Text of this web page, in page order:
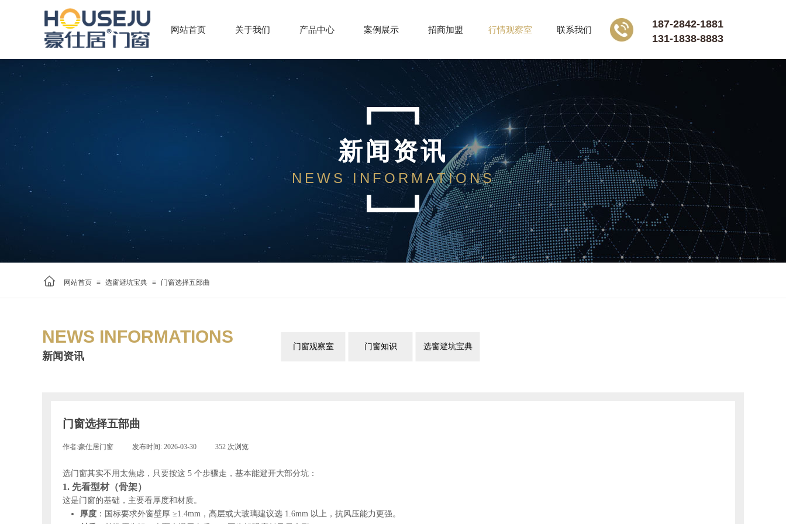
网站首页 关于我们 产品中心 案例展示 招商加盟 行情观察室 联系我们
187-2842-1881
131-1838-8883
新闻资讯
NEWS INFORMATIONS
网站首页 ≡ 选窗避坑宝典 ≡ 门窗选择五部曲
NEWS INFORMATIONS
新闻资讯
门窗观察室 门窗知识 选窗避坑宝典
门窗选择五部曲
作者:豪仕居门窗 发布时间: 2026-03-30 352 次浏览
选门窗其实不用太焦虑，只要按这 5 个步骤走，基本能避开大部分坑：
1. 先看型材（骨架）
这是门窗的基础，主要看厚度和材质。
厚度 ：国标要求外窗壁厚 ≥1.4mm，高层或大玻璃建议选 1.6mm 以上，抗风压能力更强。